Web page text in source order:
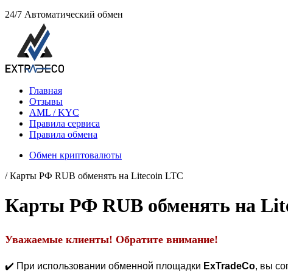
24/7 Автоматический обмен
Главная
Отзывы
AML / KYC
Правила сервиса
Правила обмена
Обмен криптовалюты
/ Карты РФ RUB обменять на Litecoin LTC
Карты РФ RUB обменять на
Уважаемые клиенты! Обратите внимание!
✔️ При использовании обменной площадки ExTradeCo, вы